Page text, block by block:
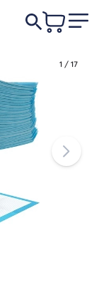
1 / 17
În coșÎn coș